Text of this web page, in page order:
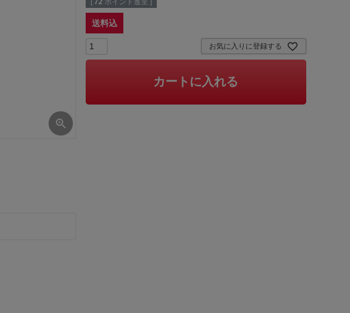
[ 72 ポイント進呈 ]
送料込
お気に入りに登録する
カートに入れる